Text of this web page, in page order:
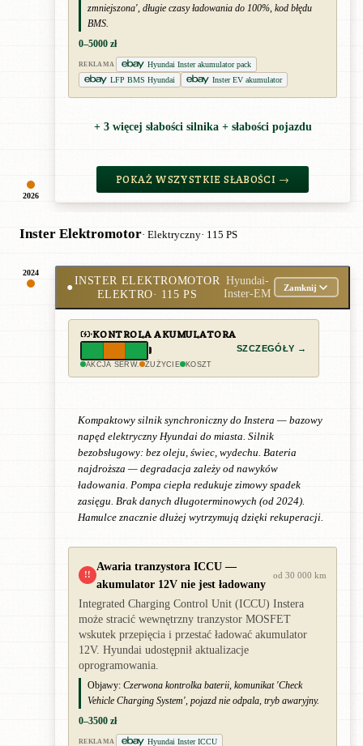
2026
zmniejszona', długie czasy ładowania do 100%, kod błędu
BMS.
0–5000 zł
REKLAMA
Hyundai Inster akumulator pack
LFP BMS Hyundai
Inster EV akumulator
+ 3 więcej słabości silnika + słabości pojazdu
POKAŻ WSZYSTKIE SŁABOŚCI →
Inster Elektromotor· Elektryczny· 115 PS
2024
●
INSTER ELEKTROMOTOR
ELEKTRO· 115 PS
Hyundai-
Inster-EM
Zamknij
KONTROLA AKUMULATORA
AKCJA SERW. ZUŻYCIE KOSZT
SZCZEGÓŁY →
Kompaktowy silnik synchroniczny do Instera — bazowy
napęd elektryczny Hyundai do miasta. Silnik
bezobsługowy: bez oleju, świec, wydechu. Bateria
najdroższa — degradacja zależy od nawyków
ładowania. Pompa ciepła redukuje zimowy spadek
zasięgu. Brak danych długoterminowych (od 2024).
Hamulce znacznie dłużej wytrzymują dzięki rekuperacji.
!!
Awaria tranzystora ICCU —
akumulator 12V nie jest ładowany
od 30 000 km
Integrated Charging Control Unit (ICCU) Instera
może stracić wewnętrzny tranzystor MOSFET
wskutek przepięcia i przestać ładować akumulator
12V. Hyundai udostępnił aktualizacje
oprogramowania.
Objawy: Czerwona kontrolka baterii, komunikat 'Check
Vehicle Charging System', pojazd nie odpala, tryb awaryjny.
0–3500 zł
REKLAMA Hyundai Inster ICCU